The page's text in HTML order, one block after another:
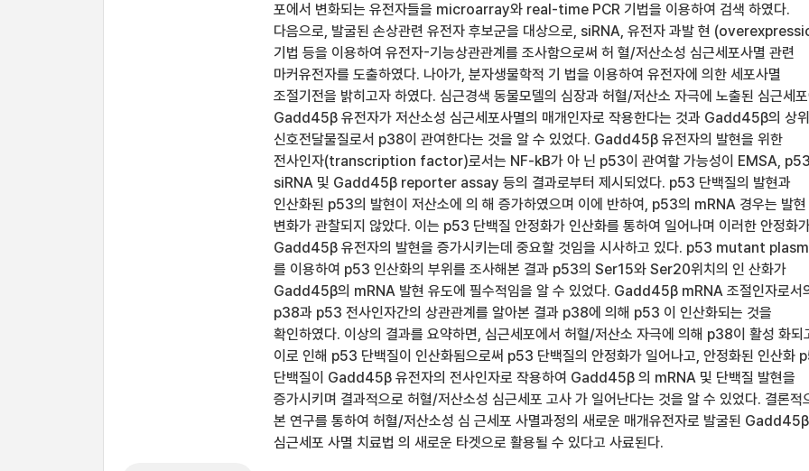
포에서 변화되는 유전자들을 microarray와 real-time PCR 기법을 이용하여 검색 하였다.
다음으로, 발굴된 손상관련 유전자 후보군을 대상으로, siRNA, 유전자 과발 현
기법 등을 이용하여 유전자-기능상관관계를 조사함으로써 허 혈/저산소성 심근세포사멸 관련
마커유전자를 도출하였다. 나아가, 분자생물학적 기 법을 이용하여 유전자에 의한 세포사멸
조절기전을 밝히고자 하였다. 심근경색 동물모델의 심장과 허혈/저산소 자극에 노출된 심근세포
Gadd45β 유전자가 저산소성 심근세포사멸의 매개인자로 작용한다는 것과 Gadd45β의 상위
신호전달물질로서 p38이 관여한다는 것을 알 수 있었다. Gadd45β 유전자의 발현을 위한
전사인자(transcription factor)로서는 NF-kB가 아 닌 p53이 관여할 가능성이 EMSA, p53
siRNA 및 Gadd45β reporter assay 등의 결과로부터 제시되었다. p53 단백질의 발현과
인산화된 p53의 발현이 저산소에 의 해 증가하였으며 이에 반하여, p53의 mRNA 경우는 발현
변화가 관찰되지 않았다. 이는 p53 단백질 안정화가 인산화를 통하여 일어나며 이러한 안정화
Gadd45β 유전자의 발현을 증가시키는데 중요할 것임을 시사하고 있다. p53 mutant
를 이용하여 p53 인산화의 부위를 조사해본 결과 p53의 Ser15와 Ser20위치의 인 산화가
Gadd45β의 mRNA 발현 유도에 필수적임을 알 수 있었다. Gadd45β mRNA 조절인자로서
p38과 p53 전사인자간의 상관관계를 알아본 결과 p38에 의해 p53 이 인산화되는 것을
확인하였다. 이상의 결과를 요약하면, 심근세포에서 허혈/저산소 자극에 의해 p38이 활성 화되
이로 인해 p53 단백질이 인산화됨으로써 p53 단백질의 안정화가 일어나고, 안정화된 인산화
단백질이 Gadd45β 유전자의 전사인자로 작용하여 Gadd45β 의 mRNA 및 단백질 발현을
증가시키며 결과적으로 허혈/저산소성 심근세포 고사 가 일어난다는 것을 알 수 있었다. 결론적
본 연구를 통하여 허혈/저산소성 심 근세포 사멸과정의 새로운 매개유전자로 발굴된
심근세포 사멸 치료법 의 새로운 타겟으로 활용될 수 있다고 사료된다.